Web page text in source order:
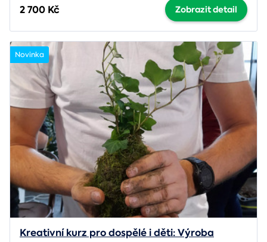
2 700 Kč Zobrazit detail
Novinka
Kreativní kurz pro dospělé i děti: Výroba